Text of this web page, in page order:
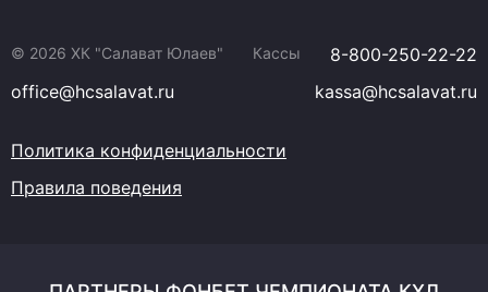
© 2026 ХК "Салават Юлаев" Кассы
8-800-250-22-22
office@hcsalavat.ru
kassa@hcsalavat.ru
Политика конфиденциальности
Правила поведения